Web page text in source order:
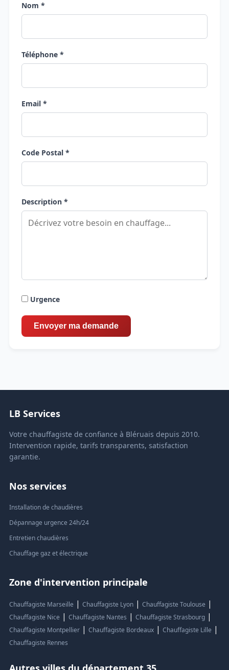
Nom *
Téléphone *
Email *
Code Postal *
Description *
Urgence
LB Services
Votre chauffagiste de confiance à Bléruais depuis 2010.
Intervention rapide, tarifs transparents, satisfaction
garantie.
Nos services
Installation de chaudières
Dépannage urgence 24h/24
Entretien chaudières
Chauffage gaz et électrique
Zone d'intervention principale
Chauffagiste Marseille | Chauffagiste Lyon| Chauffagiste Toulouse |
Chauffagiste Nice | Chauffagiste Nantes | Chauffagiste Strasbourg|
Chauffagiste Montpellier| Chauffagiste Bordeaux| Chauffagiste Lille |
Chauffagiste Rennes